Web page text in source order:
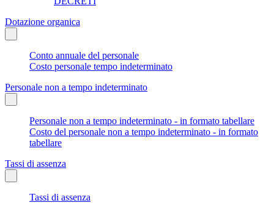
Dotazione organica
Conto annuale del personale
Costo personale tempo indeterminato
Personale non a tempo indeterminato
Personale non a tempo indeterminato - in formato tabellare
Costo del personale non a tempo indeterminato - in formato
tabellare
Tassi di assenza
Tassi di assenza